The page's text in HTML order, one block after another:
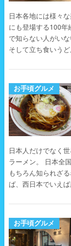
日本各地には様々
にも登場する100年
で知らない人がい
そして立ち食いう
お手頃グルメ
日本人だけでなく
ラーメン。 日本全
もちろん知られざ
ば、西日本でいえ
お手頃グルメ